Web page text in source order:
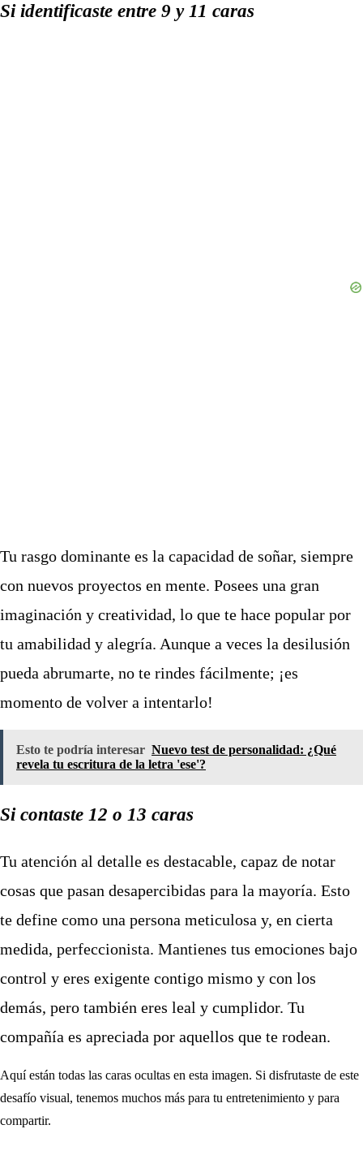
Si identificaste entre 9 y 11 caras
Tu rasgo dominante es la capacidad de soñar, siempre
con nuevos proyectos en mente. Posees una gran
imaginación y creatividad, lo que te hace popular por
tu amabilidad y alegría. Aunque a veces la desilusión
pueda abrumarte, no te rindes fácilmente; ¡es
momento de volver a intentarlo!
Esto te podría interesar Nuevo test de personalidad: ¿Qué
revela tu escritura de la letra 'ese'?
Si contaste 12 o 13 caras
Tu atención al detalle es destacable, capaz de notar
cosas que pasan desapercibidas para la mayoría. Esto
te define como una persona meticulosa y, en cierta
medida, perfeccionista. Mantienes tus emociones bajo
control y eres exigente contigo mismo y con los
demás, pero también eres leal y cumplidor. Tu
compañía es apreciada por aquellos que te rodean.
Aquí están todas las caras ocultas en esta imagen. Si disfrutaste de este
desafío visual, tenemos muchos más para tu entretenimiento y para
compartir.